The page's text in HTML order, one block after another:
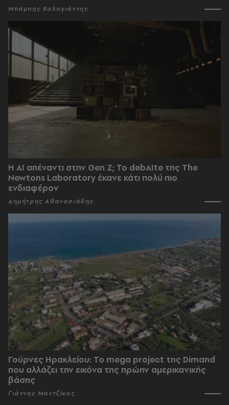
Μπάμπης Καλογιάννης
Η AI απέναντι στην Gen Z; Το debAIte της The
Newtons Laboratory έκανε κάτι πολύ πιο
ενδιαφέρον
Δημήτρης Αθανασιάδης
Γούρνες Ηρακλείου: To mega project της Dimand
που αλλάζει την εικόνα της πρώην αμερικανικής
βάσης
Γιάννης Μαντζίκος